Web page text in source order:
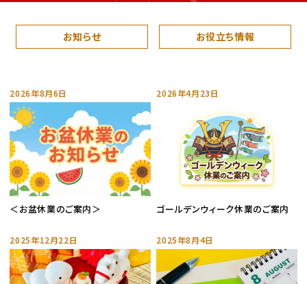
お知らせ お役立ち情報
2026年8月6日
＜お盆休業のご案内＞
2026年4月23日
ゴールデンウィーク休業のご案内
2025年12月22日 2025年8月4日